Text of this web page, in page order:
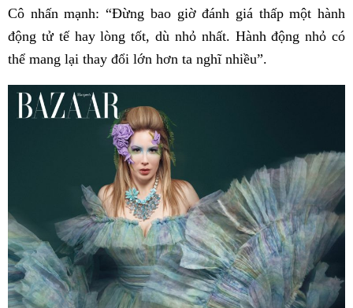
Cô nhấn mạnh: “Đừng bao giờ đánh giá thấp một hành
động tử tế hay lòng tốt, dù nhỏ nhất. Hành động nhỏ có
thể mang lại thay đổi lớn hơn ta nghĩ nhiều”.